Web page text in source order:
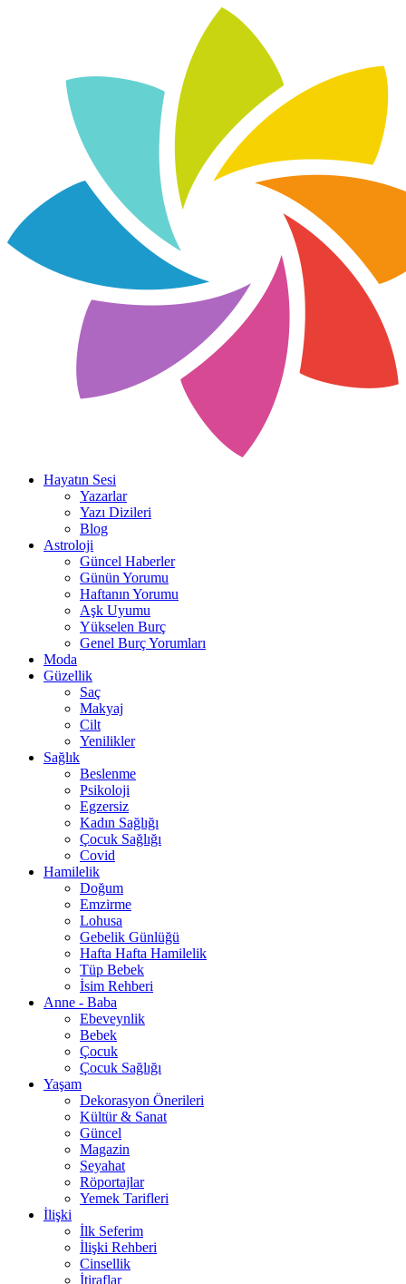
Hayatın Sesi
Yazarlar
Yazı Dizileri
Blog
Astroloji
Güncel Haberler
Günün Yorumu
Haftanın Yorumu
Aşk Uyumu
Yükselen Burç
Genel Burç Yorumları
Moda
Güzellik
Saç
Makyaj
Cilt
Yenilikler
Sağlık
Beslenme
Psikoloji
Egzersiz
Kadın Sağlığı
Çocuk Sağlığı
Covid
Hamilelik
Doğum
Emzirme
Lohusa
Gebelik Günlüğü
Hafta Hafta Hamilelik
Tüp Bebek
İsim Rehberi
Anne - Baba
Ebeveynlik
Bebek
Çocuk
Çocuk Sağlığı
Yaşam
Dekorasyon Önerileri
Kültür & Sanat
Güncel
Magazin
Seyahat
Röportajlar
Yemek Tarifleri
İlişki
İlk Seferim
İlişki Rehberi
Cinsellik
İtiraflar